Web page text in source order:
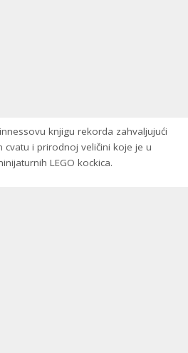
knjigu rekorda zahvaljujući
i prirodnoj veličini koje je u
LEGO kockica.